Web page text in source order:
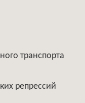
транспорта
репрессий